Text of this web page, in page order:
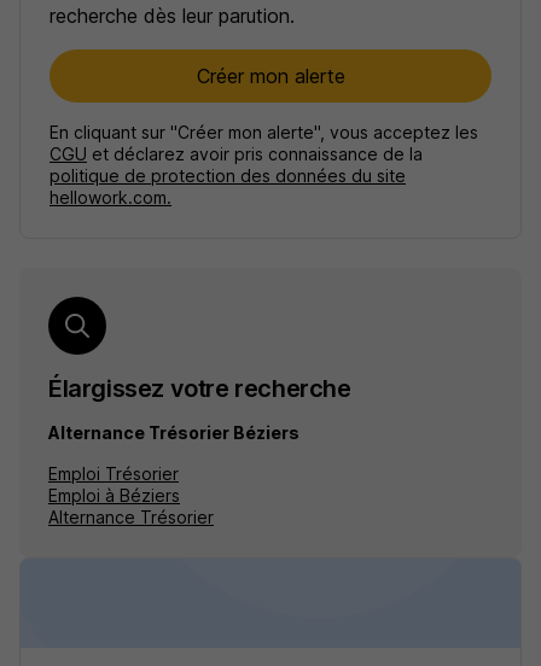
recherche dès leur parution.
Créer mon alerte
En cliquant sur "Créer mon alerte", vous acceptez les
CGU et déclarez avoir pris connaissance de la
politique de protection des données du site
hellowork.com.
Élargissez votre recherche
Alternance Trésorier Béziers
Emploi Trésorier
Emploi à Béziers
Alternance Trésorier